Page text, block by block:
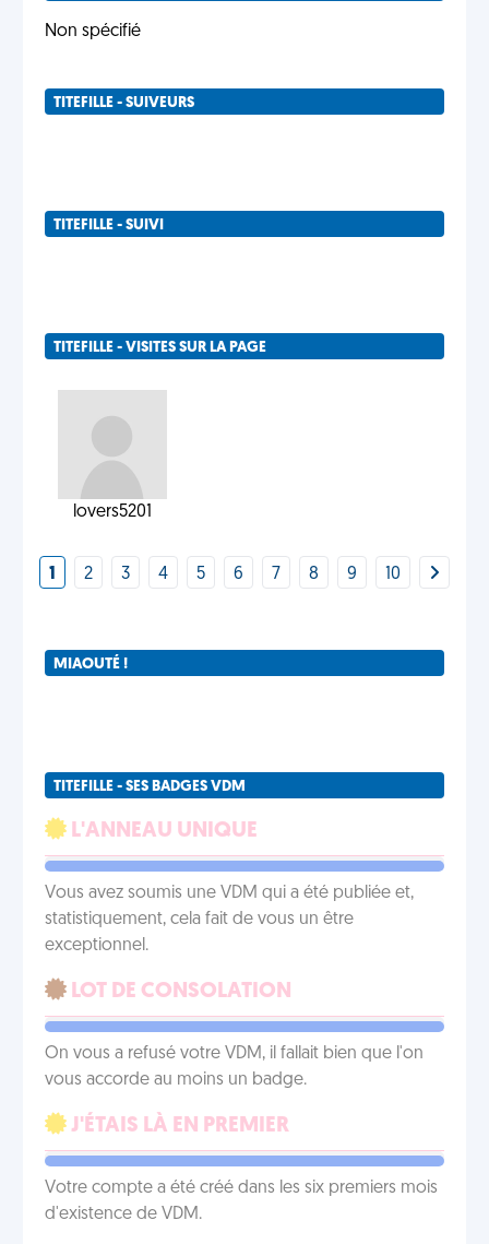
Non spécifié
TITEFILLE - SUIVEURS
TITEFILLE - SUIVI
TITEFILLE - VISITES SUR LA PAGE
lovers5201
1 2 3 4 5 6 7 8 9 10
MIAOUTÉ !
TITEFILLE - SES BADGES VDM
L'ANNEAU UNIQUE
Vous avez soumis une VDM qui a été publiée et,
statistiquement, cela fait de vous un être
exceptionnel.
LOT DE CONSOLATION
On vous a refusé votre VDM, il fallait bien que l'on
vous accorde au moins un badge.
J'ÉTAIS LÀ EN PREMIER
Votre compte a été créé dans les six premiers mois
d'existence de VDM.